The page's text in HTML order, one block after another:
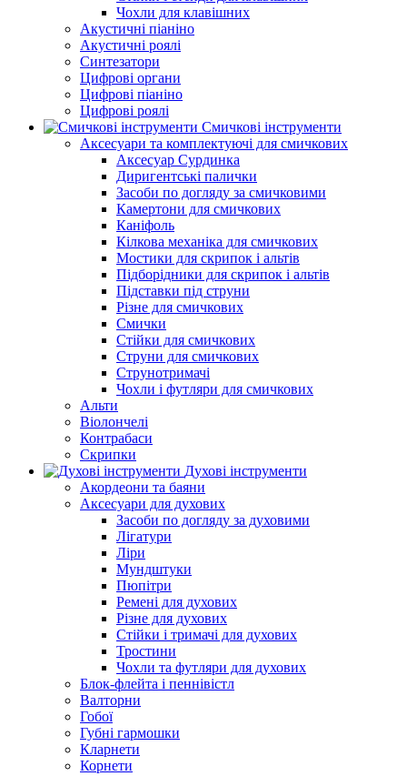
Чохли для клавішних
Акустичні піаніно
Акустичні роялі
Синтезатори
Цифрові органи
Цифрові піаніно
Цифрові роялі
Смичкові інструменти
Аксесуари та комплектуючі для смичкових
Аксесуар Сурдинка
Диригентські палички
Засоби по догляду за смичковими
Камертони для смичкових
Каніфоль
Кілкова механіка для смичкових
Мостики для скрипок і альтів
Підборiдники для скрипок і альтів
Підставки під струни
Різне для смичкових
Смички
Стійки для смичкових
Струни для смичкових
Струнотримачі
Чохли і футляри для смичкових
Альти
Віолончелі
Контрабаси
Скрипки
Духові інструменти
Акордеони та баяни
Аксесуари для духових
Засоби по догляду за духовими
Лігатури
Ліри
Мундштуки
Пюпітри
Ремені для духових
Різне для духових
Стійки і тримачі для духових
Тростини
Чохли та футляри для духових
Блок-флейта і пеннівістл
Валторни
Гобої
Губні гармошки
Кларнети
Корнети